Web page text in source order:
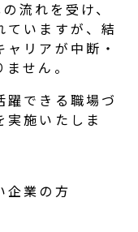
流れを受け、
いますが、結
リアが中断・
せん。
できる職場づ
実施いたしま
企業の方